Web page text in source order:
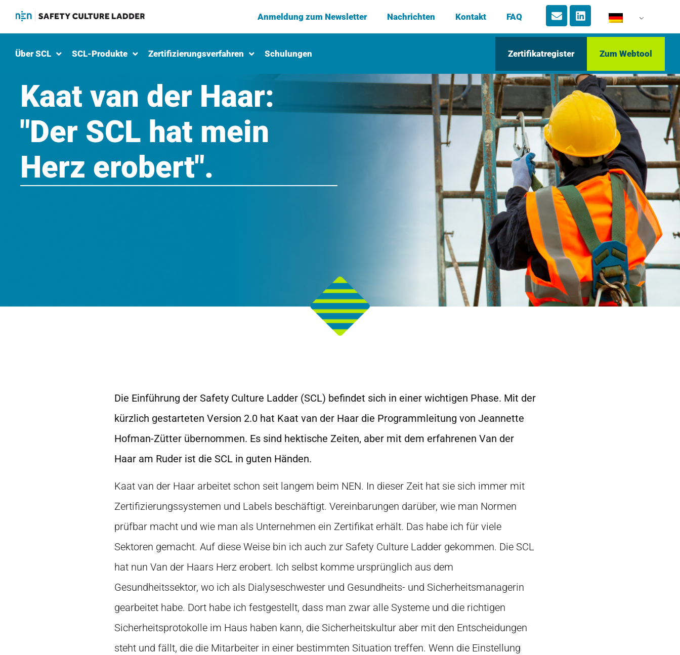
Anmeldung zum Newsletter Nachrichten Kontakt FAQ
Über SCL SCL-Produkte Zertifizierungsverfahren Schulungen Zertifikatregister Zum Webtool
Kaat van der Haar:
"Der SCL hat mein
Herz erobert".
Die Einführung der Safety Culture Ladder (SCL) befindet sich in einer wichtigen Phase. Mit der
kürzlich gestarteten Version 2.0 hat Kaat van der Haar die Programmleitung von Jeannette
Hofman-Zütter übernommen. Es sind hektische Zeiten, aber mit dem erfahrenen Van der
Haar am Ruder ist die SCL in guten Händen.
Kaat van der Haar arbeitet schon seit langem beim NEN. In dieser Zeit hat sie sich immer mit
Zertifizierungssystemen und Labels beschäftigt. Vereinbarungen darüber, wie man Normen
prüfbar macht und wie man als Unternehmen ein Zertifikat erhält. Das habe ich für viele
Sektoren gemacht. Auf diese Weise bin ich auch zur Safety Culture Ladder gekommen. Die SCL
hat nun Van der Haars Herz erobert. Ich selbst komme ursprünglich aus dem
Gesundheitssektor, wo ich als Dialyseschwester und Gesundheits- und Sicherheitsmanagerin
gearbeitet habe. Dort habe ich festgestellt, dass man zwar alle Systeme und die richtigen
Sicherheitsprotokolle im Haus haben kann, die Sicherheitskultur aber mit den Entscheidungen
steht und fällt, die die Mitarbeiter in einer bestimmten Situation treffen. Wenn die Einstellung